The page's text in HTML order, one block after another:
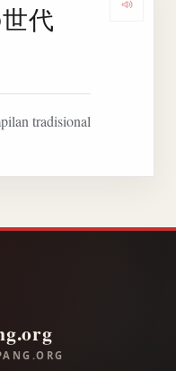
代
tradisional